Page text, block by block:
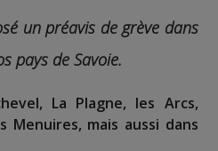
un préavis de grève dans
pays de Savoie.
La Plagne, les Arcs,
Menuires, mais aussi dans